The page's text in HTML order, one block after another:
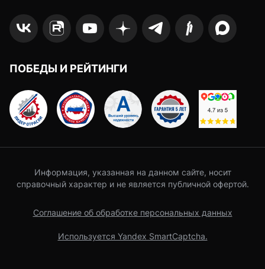
ПОБЕДЫ И РЕЙТИНГИ
Информация, указанная на данном сайте, носит
справочный характер и не является публичной офертой.
Соглашение об обработке персональных данных
Используется Yandex SmartCaptcha.